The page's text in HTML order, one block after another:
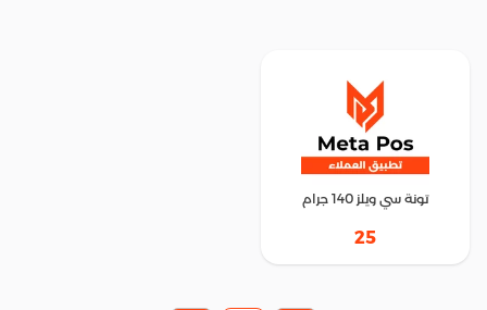
تونة سي ويلز 140 جرام
25